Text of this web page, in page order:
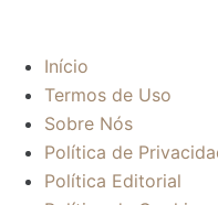
Início
Termos de Uso
Sobre Nós
Política de
Política Editorial